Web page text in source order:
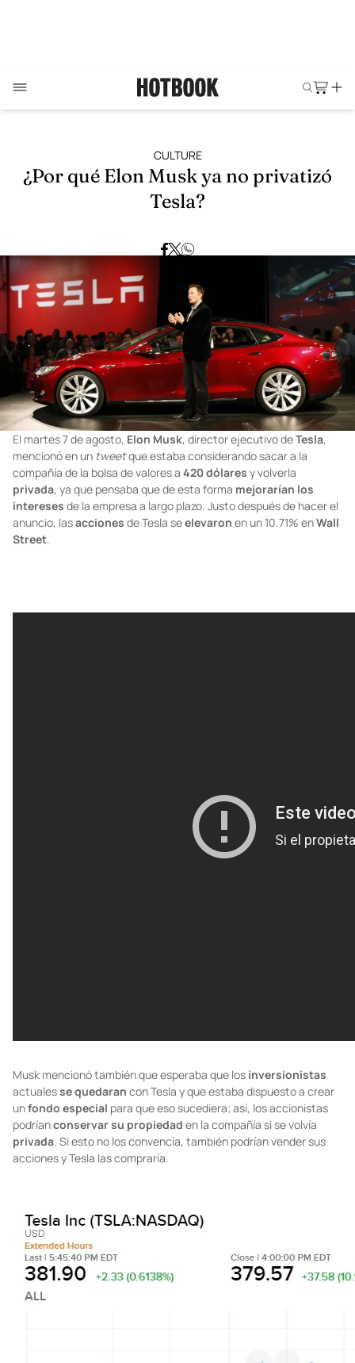
CULTURE
¿Por qué Elon Musk ya no privatizó
Tesla?
El martes 7 de agosto, Elon Musk, director ejecutivo deTesla,
mencionó en un tweetque estaba considerando sacar a la
compañía de la bolsa de valores a 420 dólares y volverla
privada, ya que pensaba que de esta forma mejorarían los
intereses de la empresa a largo plazo. Justo después de hacer el
anuncio, lasacciones de Tesla seelevaron en un 10.71% enWall
Street.
Musk mencionó también que esperaba que los inversionistas
actualesse quedaran con Tesla y que estaba dispuesto a crear
unfondo especial para que eso sucediera; así, los accionistas
podríanconservar su propiedad en la compañía si se volvía
privada. Si esto no los convencía, también podrían vender sus
acciones y Tesla las compraría.